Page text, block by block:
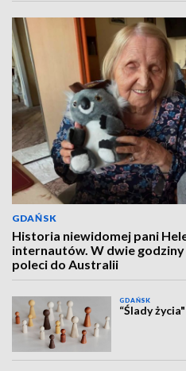
GDAŃSK
Historia niewidomej pani
internautów. W dwie godziny
poleci do Australii
GDAŃSK
“Ślady